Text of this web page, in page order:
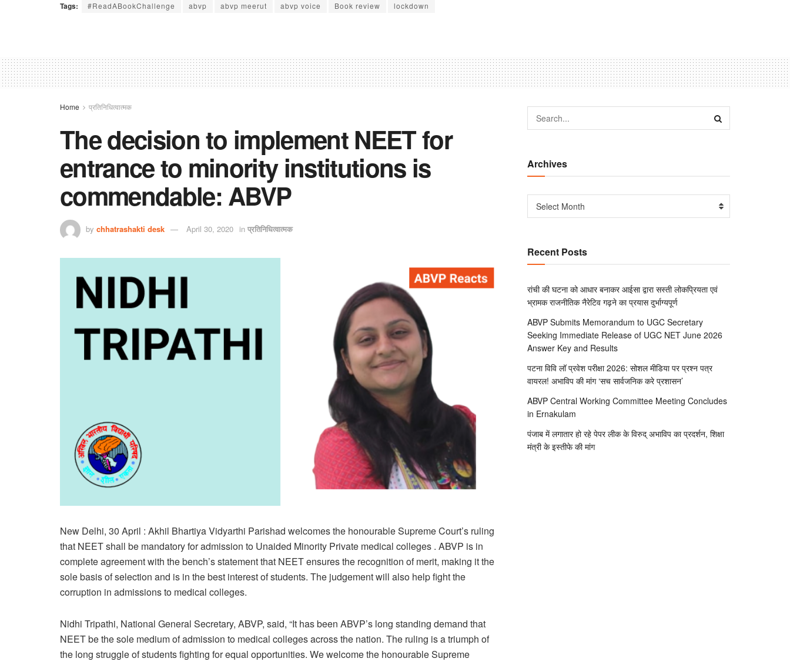
Tags: #ReadABookChallenge abvp abvp meerut abvp voice Book review lockdown
Home प्रतिनिधित्वात्मक
The decision to implement NEET for
entrance to minority institutions is
commendable: ABVP
by chhatrashakti desk April 30, 2020 in प्रतिनिधित्वात्मक
New Delhi, 30 April : Akhil Bhartiya Vidyarthi Parishad welcomes the honourable Supreme Court’s ruling
that NEET shall be mandatory for admission to Unaided Minority Private medical colleges . ABVP is in
complete agreement with the bench’s statement that NEET ensures the recognition of merit, making it the
sole basis of selection and is in the best interest of students. The judgement will also help fight the
corruption in admissions to medical colleges.
Nidhi Tripathi, National General Secretary, ABVP, said, “It has been ABVP’s long standing demand that
NEET be the sole medium of admission to medical colleges across the nation. The ruling is a triumph of
the long struggle of students fighting for equal opportunities. We welcome the honourable Supreme
Archives
Select Month
Recent Posts
रांची की घटना को आधार बनाकर आईसा द्वारा सस्ती लोकप्रियता एवं
भ्रामक राजनीतिक नैरेटिव गढ़ने का प्रयास दुर्भाग्यपूर्ण
ABVP Submits Memorandum to UGC Secretary
Seeking Immediate Release of UGC NET June 2026
Answer Key and Results
पटना विवि लॉ प्रवेश परीक्षा 2026: सोशल मीडिया पर प्रश्न पत्र
वायरल! अभाविप की मांग ‘सच सार्वजनिक करे प्रशासन’
ABVP Central Working Committee Meeting Concludes
in Ernakulam
पंजाब में लगातार हो रहे पेपर लीक के विरुद् अभाविप का प्रदर्शन, शिक्षा
मंत्री के इस्तीफे की मांग